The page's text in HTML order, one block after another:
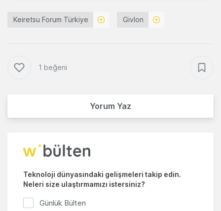
Keiretsu Forum Türkiye Givlon
1 beğeni
Yorum Yaz
Teknoloji dünyasındaki gelişmeleri takip edin.
Neleri size ulaştırmamızı istersiniz?
Günlük Bülten